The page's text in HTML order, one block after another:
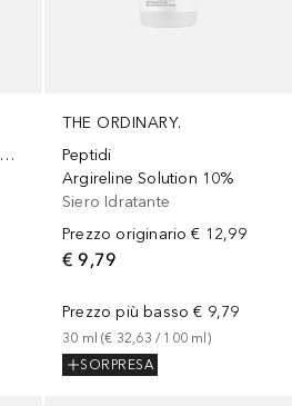
Multi-Peptide Lash and Brow Serum
THE ORDINARY.
Peptidi
Argireline Solution 10%
Siero Idratante
Prezzo originario € 12,99
€ 9,79
Prezzo più basso € 9,79
30 ml (€ 32,63 / 100 ml)
SORPRESA